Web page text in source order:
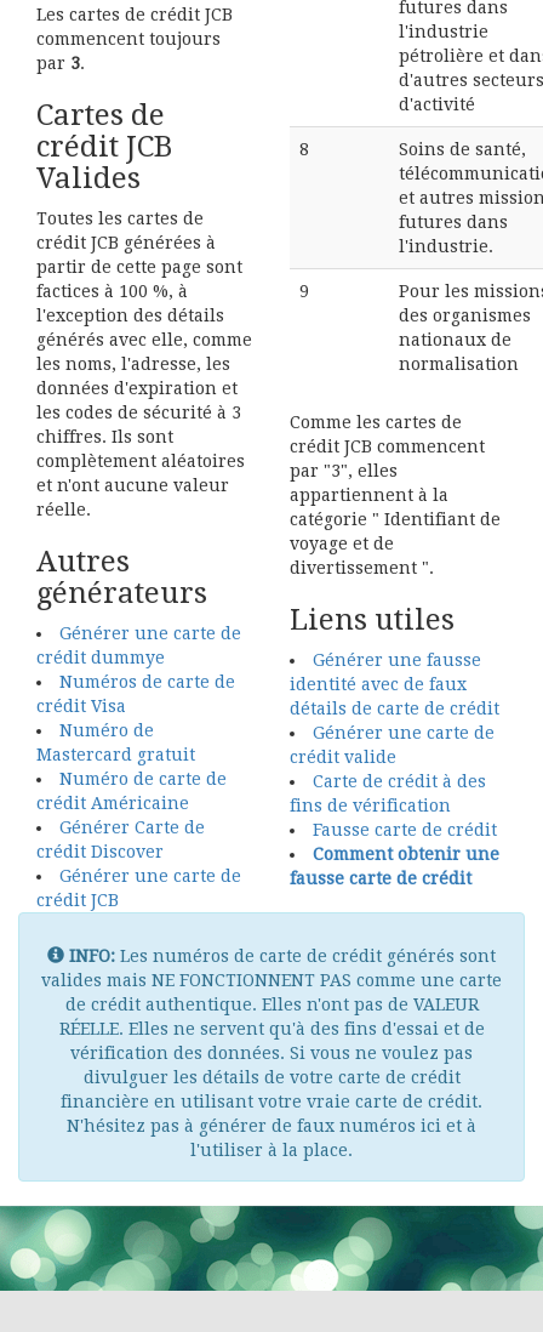
Les cartes de crédit JCB
commencent toujours
par 3.
Cartes de
crédit JCB
Valides
Toutes les cartes de
crédit JCB générées à
partir de cette page sont
factices à 100 %, à
l'exception des détails
générés avec elle, comme
les noms, l'adresse, les
données d'expiration et
les codes de sécurité à 3
chiffres. Ils sont
complètement aléatoires
et n'ont aucune valeur
réelle.
Autres
générateurs
Générer une carte de
crédit dummye
Numéros de carte de
crédit Visa
Numéro de
Mastercard gratuit
Numéro de carte de
crédit Américaine
Générer Carte de
crédit Discover
Générer une carte de
crédit JCB
futures dans
l'industrie
pétrolière et
d'autres secteurs
d'activité
8
Soins de santé,
et autres
futures dans
l'industrie.
9
Pour les
des organismes
nationaux de
normalisation
Comme les cartes de
crédit JCB commencent
par "3", elles
appartiennent à la
catégorie " Identifiant de
voyage et de
divertissement ".
Liens utiles
Générer une fausse
identité avec de faux
détails de carte de crédit
Générer une carte de
crédit valide
Carte de crédit à des
fins de vérification
Fausse carte de crédit
Comment obtenir une
fausse carte de crédit
INFO: Les numéros de carte de crédit générés sont
valides mais NE FONCTIONNENT PAS comme une carte
de crédit authentique. Elles n'ont pas de VALEUR
RÉELLE. Elles ne servent qu'à des fins d'essai et de
vérification des données. Si vous ne voulez pas
divulguer les détails de votre carte de crédit
financière en utilisant votre vraie carte de crédit.
N'hésitez pas à générer de faux numéros ici et à
l'utiliser à la place.